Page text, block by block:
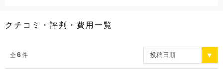
クチコミ・評判・費用一覧
全 6件